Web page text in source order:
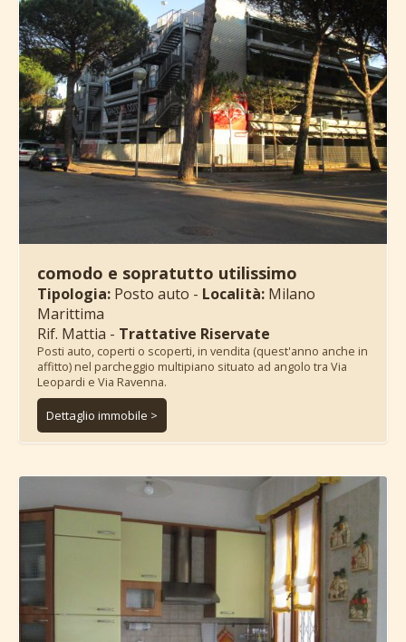
comodo e sopratutto utilissimo
Tipologia: Posto auto - Località: Milano
Marittima
Rif. Mattia - Trattative Riservate
Posti auto, coperti o scoperti, in vendita (quest'anno anche in
affitto) nel parcheggio multipiano situato ad angolo tra Via
Leopardi e Via Ravenna.
Dettaglio immobile >